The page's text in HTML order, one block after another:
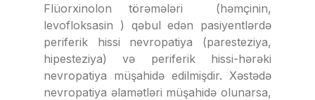
Flüorxinolon törəmələri (həmçinin,
levofloksasin ) qəbul edən pasiyentlərdə
periferik hissi nevropatiya (paresteziya,
hipesteziya) və periferik hissi-hərəki
nevropatiya müşahidə edilmişdir. Xəstədə
nevropatiya əlamətləri müşahidə olunarsa,